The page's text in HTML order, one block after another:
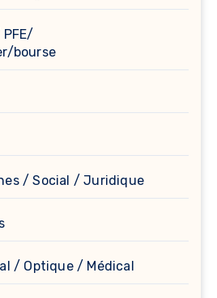
bourse
/ Social / Juridique
/ Optique / Médical